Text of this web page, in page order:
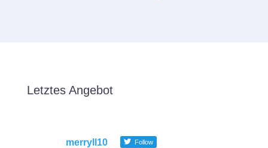
Letztes Angebot
merryll10 Follow